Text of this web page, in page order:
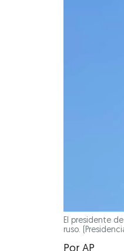
El presidente
ruso.